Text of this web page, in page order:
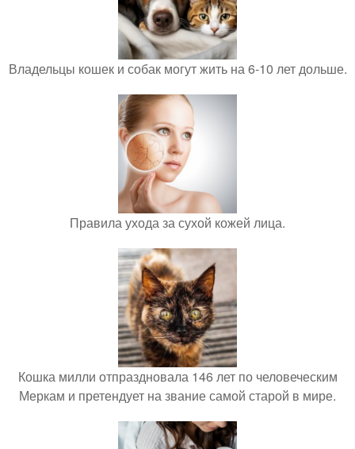
Владельцы кошек и собак могут жить на 6-10 лет дольше.
Правила ухода за сухой кожей лица.
Кошка милли отпраздновала 146 лет по человеческим
Меркам и претендует на звание самой старой в мире.